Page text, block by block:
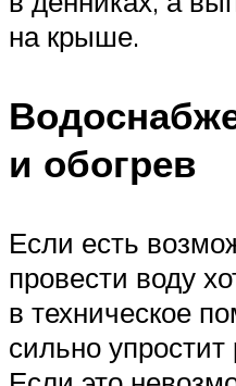
на крыше.
и обогрев
Если есть
провести воду
в техническое
сильно